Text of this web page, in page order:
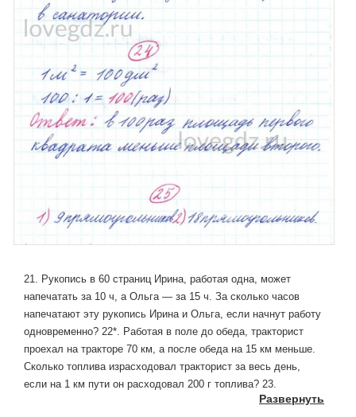
Развернуть
21. Рукопись в 60 страниц Ирина, работая одна, может
напечатать за 10 ч, а Ольга — за 15 ч. За сколько часов
напечатают эту рукопись Ирина и Ольга, если начнут работу
одновременно? 22*. Работая в поле до обеда, тракторист
проехал на тракторе 70 км, а после обеда на 15 км меньше.
Сколько топлива израсходовал тракторист за весь день,
если на 1 км пути он расходовал 200 г топлива? 23.
Отдыхающий приехал в санаторий утром 28 августа, а